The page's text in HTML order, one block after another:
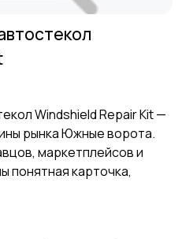
Windshield Repair Kit —
рынка Южные ворота.
маркетплейсов и
понятная карточка,